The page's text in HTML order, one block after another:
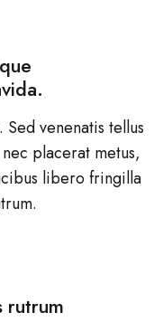
venenatis tellus
placerat metus,
libero fringilla
rutrum